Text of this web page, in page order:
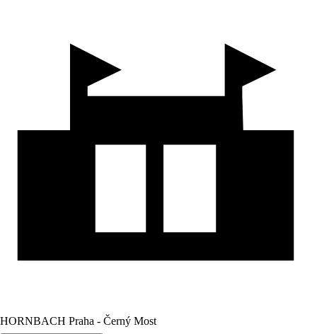
HORNBACH Praha - Černý Most